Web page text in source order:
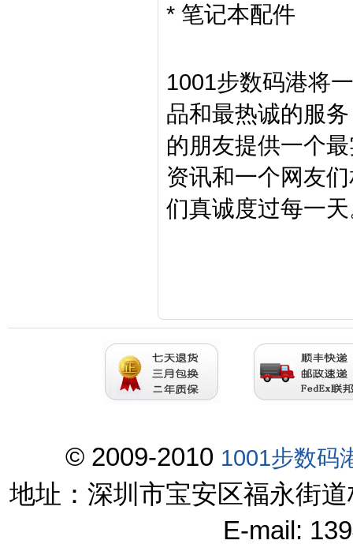
* 笔记本配件
1001步数码港将
品和最热诚的服
的朋友提供一个
资讯和一个网友
们真诚度过每一
© 2009-2010 1001步数码
地址：深圳市宝安区福永街
E-mail: